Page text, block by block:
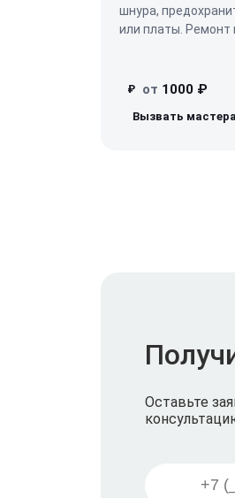
шнура,
или платы. Ремонт
₽ от 1000 ₽
Оставьте